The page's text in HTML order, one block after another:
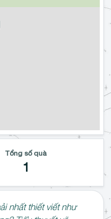
Tổng số quà
1
nhất thiết viết như